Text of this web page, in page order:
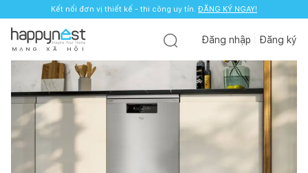
Kết nối đơn vị thiết kế - thi công uy tín. ĐĂNG KÝ NGAY!
M Ạ N G X Ã H Ộ I
Đăng nhập Đăng ký